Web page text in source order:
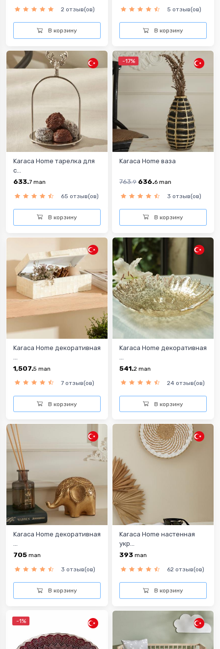
2 отзыв(ов)
В корзину
5 отзыв(ов)
В корзину
Karaca Home тарелка для
с...
633.7 man
65 отзыв(ов)
В корзину
-17%
Karaca Home ваза
763.9 636.6 man
3 отзыв(ов)
В корзину
Karaca Home декоративная
1,507.5 man
7 отзыв(ов)
В корзину
Karaca Home декоративная
541.2 man
24 отзыв(ов)
В корзину
Karaca Home декоративная
...
705 man
3 отзыв(ов)
В корзину
Karaca Home настенная
укр...
393 man
62 отзыв(ов)
В корзину
-1%